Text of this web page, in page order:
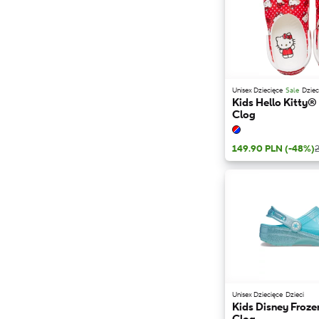
Unisex Dziecięce Sale
Kids Hello Kitty®
Clog
149.90 PLN (-48%)
Unisex Dziecięce Dzieci
Kids Disney